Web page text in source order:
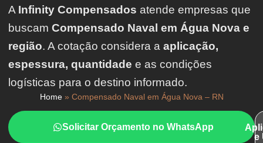
A Infinity Compensados atende empresas que
buscam Compensado Naval em Água Nova e
região. A cotação considera a aplicação,
espessura, quantidade e as condições
logísticas para o destino informado.
Home» Compensado Naval em Água Nova – RN
Solicitar Orçamento no WhatsApp
e